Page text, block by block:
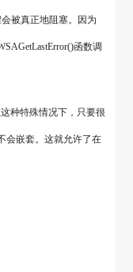
被真正地阻塞。因为
函数调
种特殊情况下，只要很
会嵌套。这就允许了在